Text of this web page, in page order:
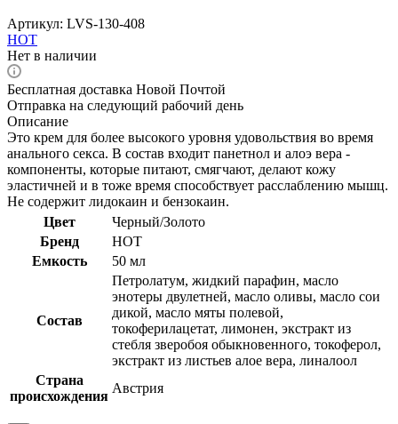
Артикул: LVS-130-408
HOT
Нет в наличии
Бесплатная доставка Новой Почтой
Отправка на следующий рабочий день
Описание
Это крем для более высокого уровня удовольствия во время
анального секса. В состав входит панетнол и алоэ вера -
компоненты, которые питают, смягчают, делают кожу
эластичней и в тоже время способствует расслаблению мышц.
Не содержит лидокаин и бензокаин.
Цвет
Черный/Золото
Бренд
HOT
Емкость
50 мл
Состав
Петролатум, жидкий парафин, масло
энотеры двулетней, масло оливы, масло сои
дикой, масло мяты полевой,
токоферилацетат, лимонен, экстракт из
стебля зверобоя обыкновенного, токоферол,
экстракт из листьев алое вера, линалоол
Страна
происхождения
Австрия